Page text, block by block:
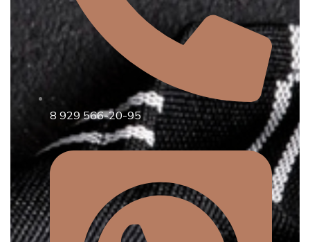
8 929 566-20-95